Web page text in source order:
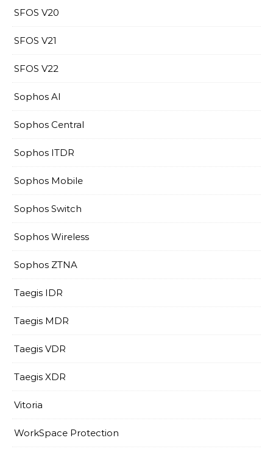
SFOS V20
SFOS V21
SFOS V22
Sophos AI
Sophos Central
Sophos ITDR
Sophos Mobile
Sophos Switch
Sophos Wireless
Sophos ZTNA
Taegis IDR
Taegis MDR
Taegis VDR
Taegis XDR
Vitoria
WorkSpace Protection